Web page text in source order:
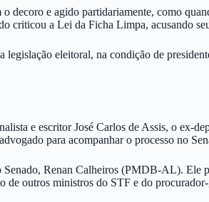
e agido partidariamente, como
criticou a Lei da Ficha Limpa, acusando
eleitoral, na condição de
e escritor José Carlos de Assis, o ex-
para acompanhar o processo no
Renan Calheiros (PMDB-AL). Ele
outros ministros do STF e do